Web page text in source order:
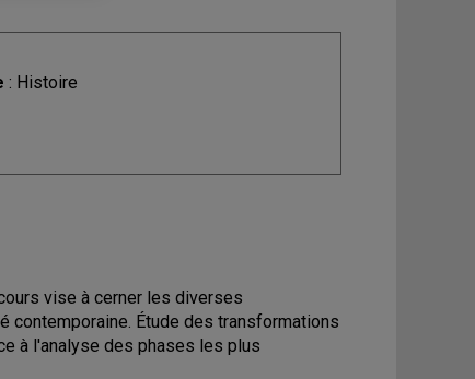
: Histoire
vise à cerner les diverses
contemporaine. Étude des transformations
à l'analyse des phases les plus